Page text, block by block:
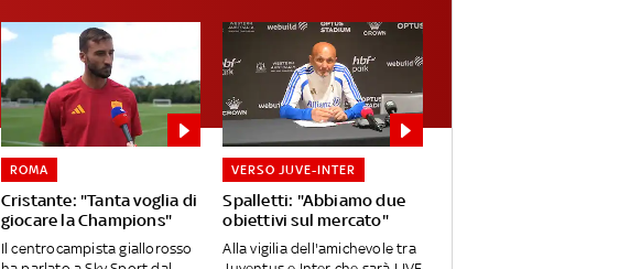
Cristante: "Tanta voglia di
giocare la Champions"
ROMA
Il centrocampista giallorosso
Spalletti: "Abbiamo due
obiettivi sul mercato"
VERSO JUVE-INTER
Alla vigilia dell'amichevole tra